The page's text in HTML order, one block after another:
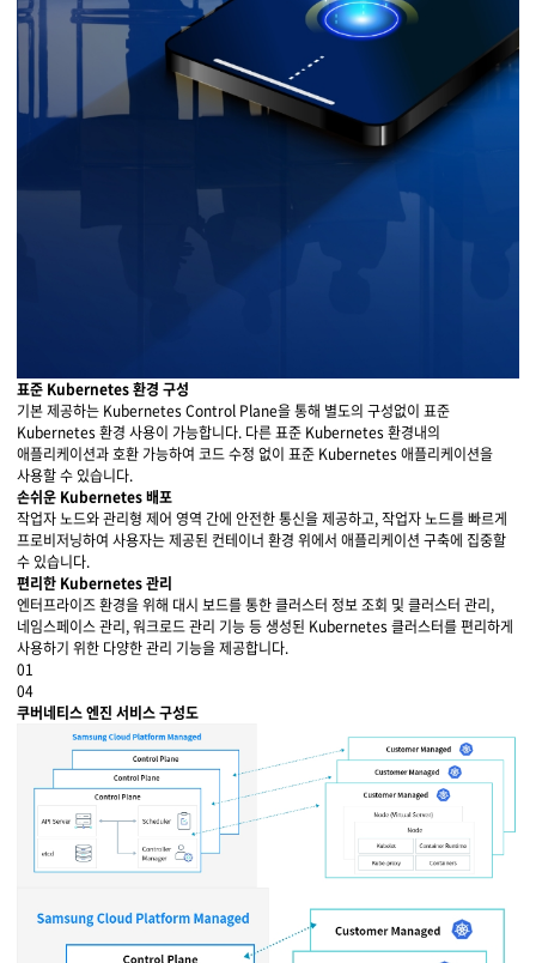
표준 Kubernetes 환경 구성
기본 제공하는 Kubernetes Control Plane을 통해 별도의 구성없이 표준
Kubernetes 환경 사용이 가능합니다. 다른 표준 Kubernetes 환경내의
애플리케이션과 호환 가능하여 코드 수정 없이 표준 Kubernetes 애플리케이션을
사용할 수 있습니다.
손쉬운 Kubernetes 배포
작업자 노드와 관리형 제어 영역 간에 안전한 통신을 제공하고, 작업자 노드를 빠르게
프로비저닝하여 사용자는 제공된 컨테이너 환경 위에서 애플리케이션 구축에 집중할
수 있습니다.
편리한 Kubernetes 관리
엔터프라이즈 환경을 위해 대시 보드를 통한 클러스터 정보 조회 및 클러스터 관리,
네임스페이스 관리, 워크로드 관리 기능 등 생성된 Kubernetes 클러스터를 편리하게
사용하기 위한 다양한 관리 기능을 제공합니다.
01
04
쿠버네티스 엔진 서비스 구성도